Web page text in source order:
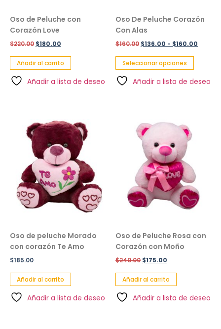
Oso de Peluche con
Corazón Love
$220.00 $180.00
Añadir al carrito
Añadir a lista de deseo
Oso De Peluche Corazón
Con Alas
$160.00 $136.00 - $160.00
Seleccionar opciones
Añadir a lista de deseo
Oso de peluche Morado
con corazón Te Amo
$185.00
Añadir al carrito
Añadir a lista de deseo
Oso de Peluche Rosa con
Corazón con Moño
$240.00 $175.00
Añadir al carrito
Añadir a lista de deseo